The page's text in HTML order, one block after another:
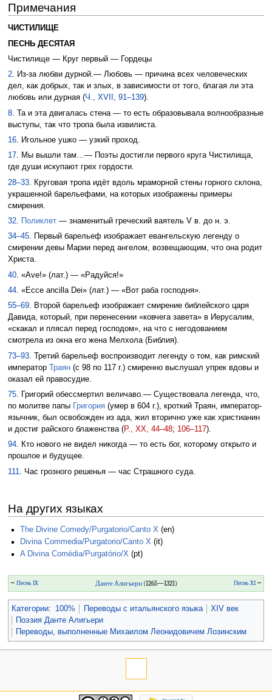
Примечания
ЧИСТИЛИЩЕ
ПЕСНЬ ДЕСЯТАЯ
Чистилище — Круг первый — Гордецы
2. Из-за любви дурной.— Любовь — причина всех человеческих
дел, как добрых, так и злых, в зависимости от того, благая ли эта
любовь или дурная (Ч., XVII, 91–139).
8. Та и эта двигалась стена — то есть образовывала волнообразные
выступы, так что тропа была извилиста.
16. Игольное ушко — узкий проход.
17. Мы вышли там…— Поэты достигли первого круга Чистилища,
где души искупают грех гордости.
28–33. Круговая тропа идёт вдоль мраморной стены горного склона,
украшенной барельефами, на которых изображены примеры
смирения.
32. Поликлет— знаменитый греческий ваятель V в. до н. э.
34–45. Первый барельеф изображает евангельскую легенду о
смирении девы Марии перед ангелом, возвещающим, что она родит
Христа.
40. «Ave!» (лат.) — «Радуйся!»
44. «Ессе ancilla Dei» (лат.) — «Вот раба господня».
55–69. Второй барельеф изображает смирение библейского царя
Давида, который, при перенесении «ковчега завета» в Иерусалим,
«скакал и плясал перед господом», на что с негодованием
смотрела из окна его жена Мелхола (Библия).
73–93. Третий барельеф воспроизводит легенду о том, как римский
император Траян(с 98 по 117 г.) смиренно выслушал упрек вдовы и
оказал ей правосудие.
75. Григорий обессмертил величаво.— Существовала легенда, что,
по молитве папы
Григория(умер в 604 г.), кроткий Траян, император-
язычник, был освобожден из ада, жил вторично уже как христианин
и достиг райского блаженства (Р., XX, 44–48; 106–117).
94. Кто нового не видел никогда — то есть бог, которому открыто и
прошлое и будущее.
111
. Час грозного решенья — час Страшного суда.
На других языках
The Divine Comedy/Purgatorio/Canto X (en)
Divina Commedia/Purgatorio/Canto X (it)
A Divina Comédia/Purgatório/X (pt)
← Песнь IX Данте Алигьери(1265—1321) Песнь XI→
Категории: 100% Переводы с итальянского языка
XIV век
Поэзия Данте Алигьери
Переводы, выполненные Михаилом Леонидовичем Лозинским